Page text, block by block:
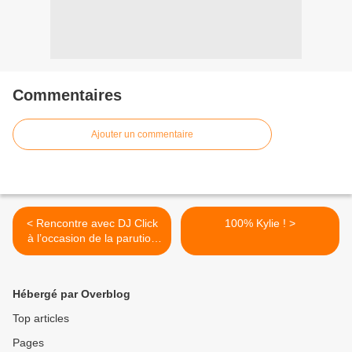
Commentaires
Ajouter un commentaire
< Rencontre avec DJ Click
à l’occasion de la parution
du nouvel album de Click
100% Kylie ! >
Hébergé par Overblog
Top articles
Pages